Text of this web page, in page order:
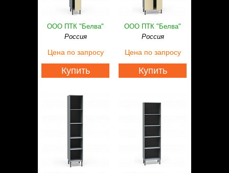
ООО ПТК "Белва"
Россия
Цена по запросу
Купить
ООО ПТК "Белва"
Россия
Цена по запросу
Купить